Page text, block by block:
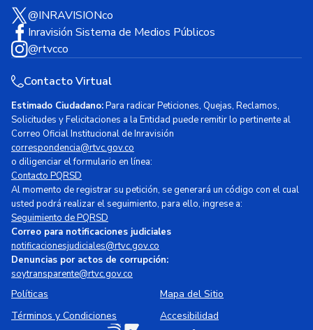
@INRAVISIONco
Inravisión Sistema de Medios Públicos
@rtvcco
Contacto Virtual
Estimado Ciudadano:Para radicar Peticiones, Quejas, Reclamos,
Solicitudes y Felicitaciones a la Entidad puede remitir lo pertinente al
Correo Oficial Institucional de Inravisión
correspondencia@rtvc.gov.co
o diligenciar el formulario en línea:
Contacto PQRSD
Al momento de registrar su petición, se generará un código con el cual
usted podrá realizar el seguimiento, para ello, ingrese a:
Seguimiento de PQRSD
Correo para notificaciones judiciales
notificacionesjudiciales@rtvc.gov.co
Denuncias por actos de corrupción:
soytransparente@rtvc.gov.co
Políticas
Mapa del Sitio
Términos y Condiciones
Accesibilidad